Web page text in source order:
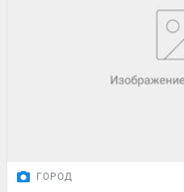
ГОРОД